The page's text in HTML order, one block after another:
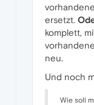
ersetzt.
komplett,
neu.
Und noch
Wie soll